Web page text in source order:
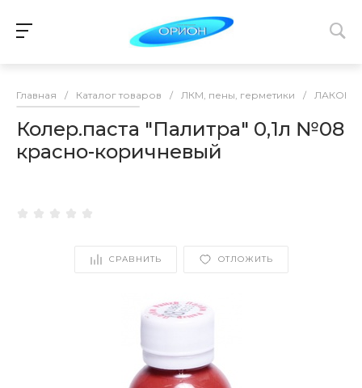
Главная / Каталог товаров / ЛКМ, пены, герметики /
Колер.паста "Палитра" 0,1л №08
красно-коричневый
СРАВНИТЬ ОТЛОЖИТЬ